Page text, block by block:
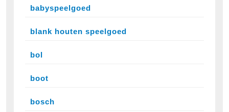
babyspeelgoed
blank houten speelgoed
bol
boot
bosch